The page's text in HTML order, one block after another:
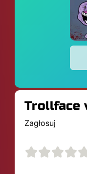
Trollface
Zagłosuj